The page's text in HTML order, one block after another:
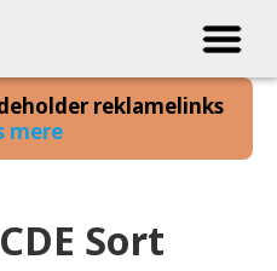
reklamelinks
mere
Sort